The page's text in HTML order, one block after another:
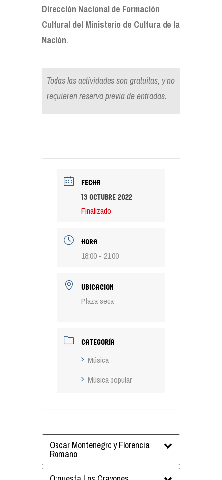
Dirección Nacional de Formación
Cultural del Ministerio de Cultura de la
Nación.
Todas las actividades son gratuitas, y no
requieren reserva previa de entradas.
FECHA
13 octubre 2022
Finalizado
HORA
18:00 - 21:00
UBICACIÓN
Plaza seca
CATEGORÍA
Música
Música popular
Oscar Montenegro y Florencia
Romano